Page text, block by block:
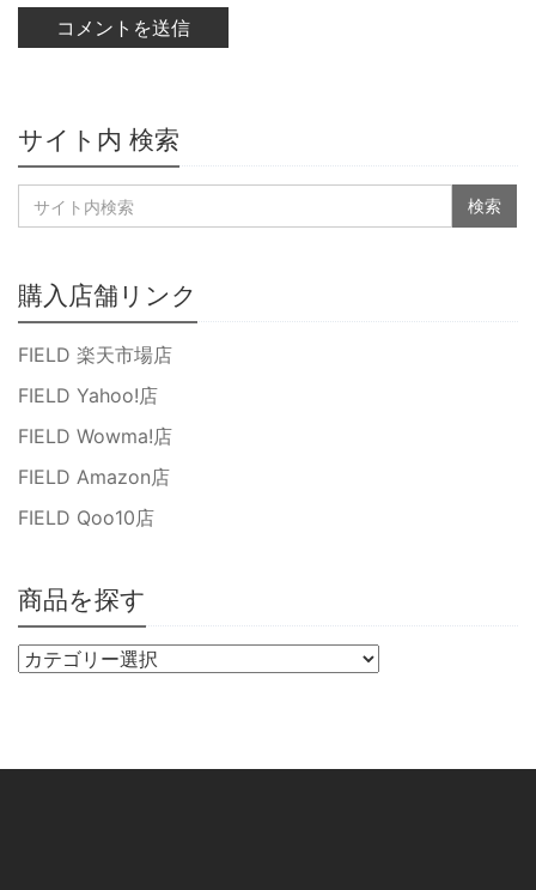
サイト内 検索
購入店舗リンク
FIELD 楽天市場店
FIELD Yahoo!店
FIELD Wowma!店
FIELD Amazon店
FIELD Qoo10店
商品を探す